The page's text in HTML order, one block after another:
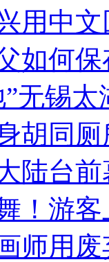
用中
如何
无锡
胡同
陆台
！游客
师用